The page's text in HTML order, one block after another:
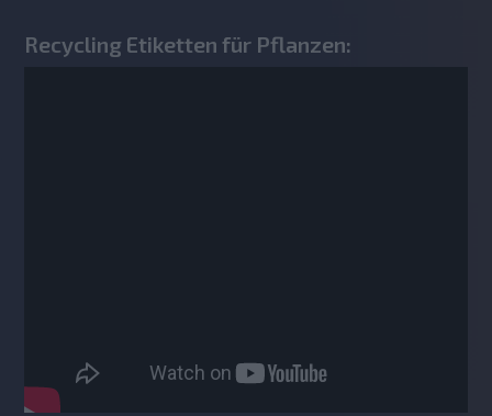
Recycling Etiketten für Pflanzen: